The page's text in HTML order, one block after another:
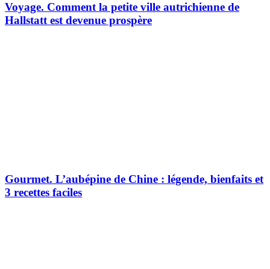
Voyage. Comment la petite ville autrichienne de
Hallstatt est devenue prospère
Gourmet. L’aubépine de Chine : légende, bienfaits et
3 recettes faciles